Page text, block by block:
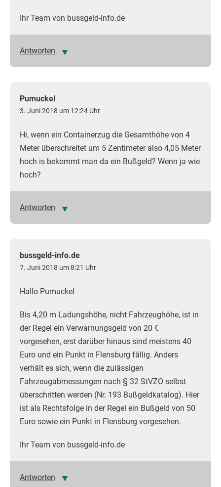
Ihr Team von bussgeld-info.de
Antworten
Pumuckel
3. Juni 2018 um 12:24 Uhr
Hi, wenn ein Containerzug die Gesamthöhe von 4
Meter überschreitet um 5 Zentimeter also 4,05 Meter
hoch is bekommt man da ein Bußgeld? Wenn ja wie
hoch?
Antworten
bussgeld-info.de
7. Juni 2018 um 8:21 Uhr
Hallo Pumuckel
Bis 4,20 m Ladungshöhe, nicht Fahrzeughöhe, ist in
der Regel ein Verwarnungsgeld von 20 €
vorgesehen, erst darüber hinaus sind meistens 40
Euro und ein Punkt in Flensburg fällig. Anders
verhält es sich, wenn die zulässigen
Fahrzeugabmessungen nach § 32 StVZO selbst
überschritten werden (Nr. 193 Bußgeldkatalog). Hier
ist als Rechtsfolge in der Regel ein Bußgeld von 50
Euro sowie ein Punkt in Flensburg vorgesehen.
Ihr Team von bussgeld-info.de
Antworten